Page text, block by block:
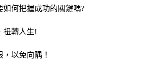
如何把握成功的關鍵嗎?
扭轉人生!
以免向隅！